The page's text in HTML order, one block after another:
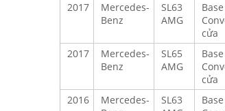
2017
Mercedes-
Benz
SL63
AMG
Base
cửa
2017
Mercedes-
Benz
SL65
AMG
Base
cửa
2016
Mercedes-
SL63
Base